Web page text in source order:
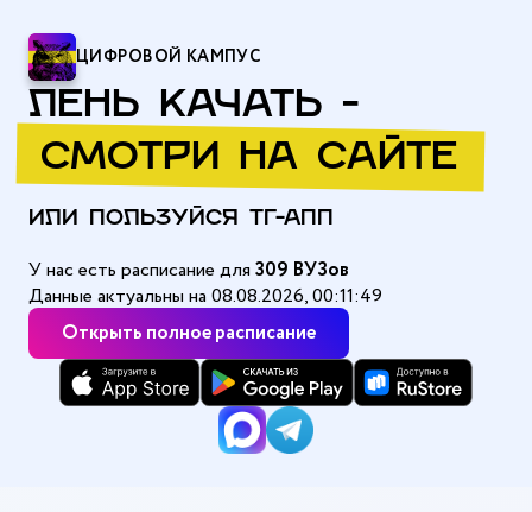
ЦИФРОВОЙ КАМПУС
ЛЕНЬ КАЧАТЬ -
СМОТРИ НА САЙТЕ
ИЛИ ПОЛЬЗУЙСЯ ТГ-АПП
Открыть полное расписание
У нас есть расписание для 309 ВУЗов
Данные актуальны на 08.08.2026, 00:11:49